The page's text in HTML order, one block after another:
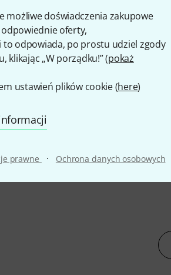
możliwe doświadczenia zakupowe
odpowiednie oferty,
to odpowiada, po prostu udziel zgody
klikając „W porządku!” (pokaż
ustawień plików cookie (here)
prawne · Ochrona danych osobowych
1971
KB-15BM
K&M
1 190 zł